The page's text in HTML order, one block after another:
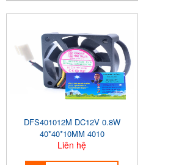
DFS401012M DC12V 0.8W
40*40*10MM 4010
Liên hệ